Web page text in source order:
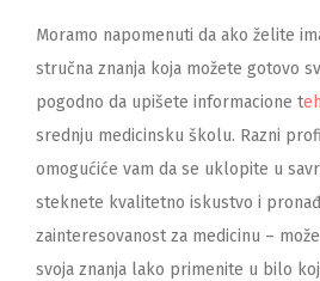
Moramo napomenuti da ako želite
stručna znanja koja možete gotovo
pogodno da upišete informacione t
srednju medicinsku školu. Razni
omogućiće vam da se uklopite u
steknete kvalitetno iskustvo i
zainteresovanost za medicinu –
svoja znanja lako primenite u bilo